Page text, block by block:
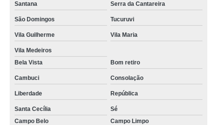
Santana Serra da Cantareira
São Domingos Tucuruvi
Vila Guilherme Vila Maria
Vila Medeiros
Bela Vista
Bom retiro
Cambuci Consolação
Liberdade República
Santa Cecília
Sé
Campo Belo
Campo Limpo